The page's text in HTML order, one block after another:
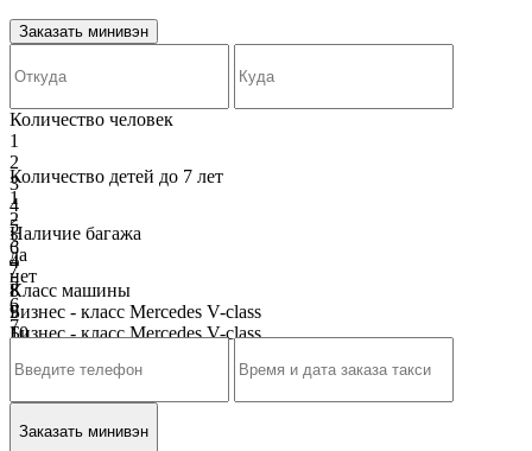
Заказать минивэн
Количество человек
1
2
3
4
5
6
7
8
9
10
Количество детей до 7 лет
1
2
3
4
5
6
7
9
Наличие багажа
да
нет
Класс машины
Бизнес - класс Mercedes V-class
Бизнес - класс Mercedes V-class